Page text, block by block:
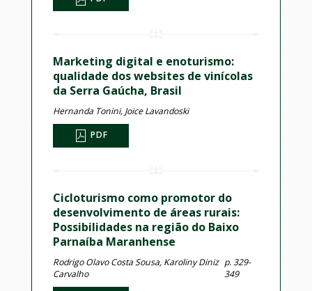
Marketing digital e enoturismo:
qualidade dos websites de vinícolas
da Serra Gaúcha, Brasil
Hernanda Tonini, Joice Lavandoski
PDF
Cicloturismo como promotor do
desenvolvimento de áreas rurais:
Possibilidades na região do Baixo
Parnaíba Maranhense
Rodrigo Olavo Costa Sousa, Karoliny Diniz
Carvalho
p. 329-
349